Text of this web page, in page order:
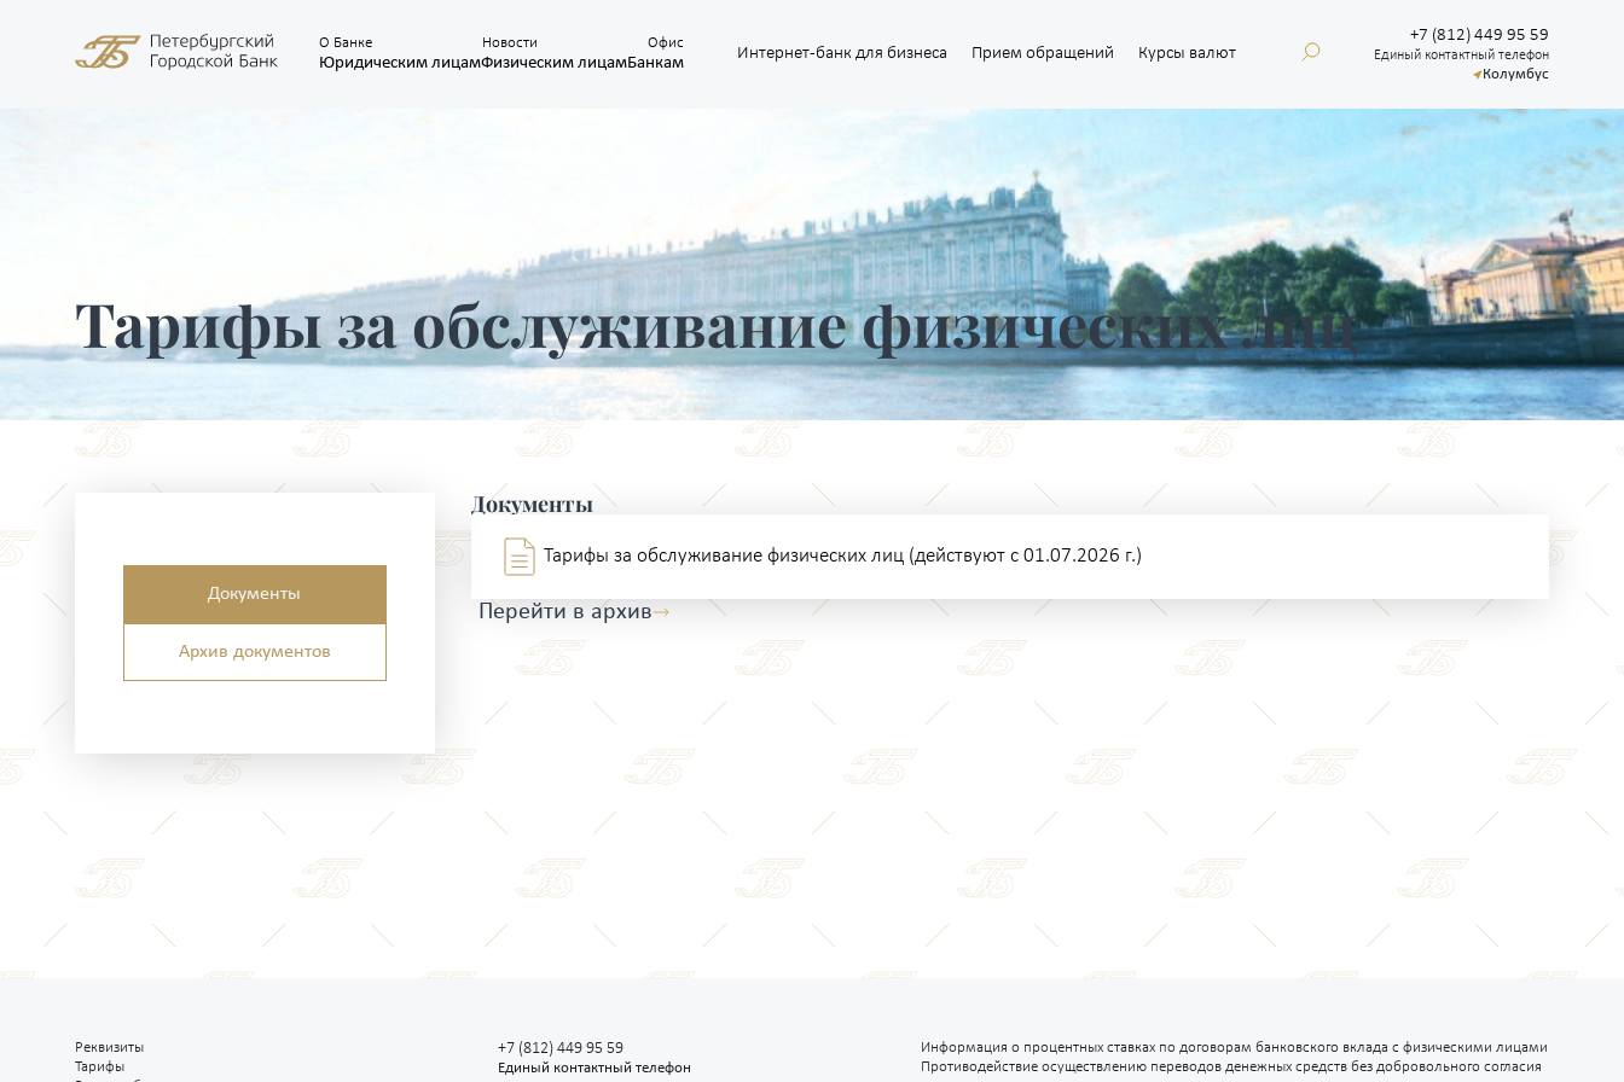
О Банке Новости Офис
Юридическим лицамФизическим лицамБанкам
Интернет-банк для бизнеса Прием обращений Курсы валют
+7 (812) 449 95 59
Единый контактный телефон
Колумбус
Тарифы за обслуживание физических лиц
Документы
Архив документов
Документы
Тарифы за обслуживание физических лиц (действуют с 01.07.2026 г.)
Перейти в архив
Реквизиты
Тарифы
+7 (812) 449 95 59
Единый контактный телефон
Информация о процентных ставках по договорам банковского вклада с физическими лицами
Противодействие осуществлению переводов денежных средств без добровольного согласия